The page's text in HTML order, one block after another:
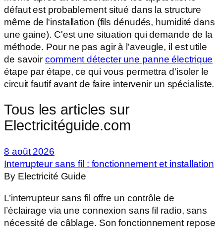
défaut est probablement situé dans la structure
même de l'installation (fils dénudés, humidité dans
une gaine). C'est une situation qui demande de la
méthode. Pour ne pas agir à l'aveugle, il est utile
de savoircomment détecter une panne électrique
étape par étape, ce qui vous permettra d'isoler le
circuit fautif avant de faire intervenir un spécialiste.
Tous les articles sur
Electricitéguide.com
8 août 2026
Interrupteur sans fil : fonctionnement et installation
By Electricité Guide
L’interrupteur sans fil offre un contrôle de
l’éclairage via une connexion sans fil radio, sans
nécessité de câblage. Son fonctionnement repose